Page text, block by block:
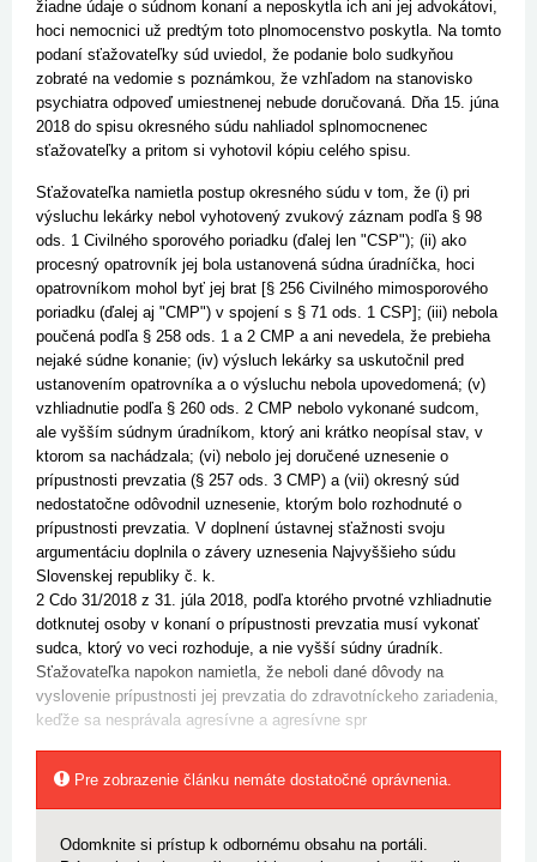
žiadne údaje o súdnom konaní a neposkytla ich ani jej advokátovi,
hoci nemocnici už predtým toto plnomocenstvo poskytla. Na tomto
podaní sťažovateľky súd uviedol, že podanie bolo sudkyňou
zobraté na vedomie s poznámkou, že vzhľadom na stanovisko
psychiatra odpoveď umiestnenej nebude doručovaná. Dňa 15. júna
2018 do spisu okresného súdu nahliadol splnomocnenec
sťažovateľky a pritom si vyhotovil kópiu celého spisu.
Sťažovateľka namietla postup okresného súdu v tom, že (i) pri
výsluchu lekárky nebol vyhotovený zvukový záznam podľa § 98
ods. 1 Civilného sporového poriadku (ďalej len "CSP"); (ii) ako
procesný opatrovník jej bola ustanovená súdna úradníčka, hoci
opatrovníkom mohol byť jej brat [§ 256 Civilného mimosporového
poriadku (ďalej aj "CMP") v spojení s § 71 ods. 1 CSP]; (iii) nebola
poučená podľa § 258 ods. 1 a 2 CMP a ani nevedela, že prebieha
nejaké súdne konanie; (iv) výsluch lekárky sa uskutočnil pred
ustanovením opatrovníka a o výsluchu nebola upovedomená; (v)
vzhliadnutie podľa § 260 ods. 2 CMP nebolo vykonané sudcom,
ale vyšším súdnym úradníkom, ktorý ani krátko neopísal stav, v
ktorom sa nachádzala; (vi) nebolo jej doručené uznesenie o
prípustnosti prevzatia (§ 257 ods. 3 CMP) a (vii) okresný súd
nedostatočne odôvodnil uznesenie, ktorým bolo rozhodnuté o
prípustnosti prevzatia. V doplnení ústavnej sťažnosti svoju
argumentáciu doplnila o závery uznesenia Najvyššieho súdu
Slovenskej republiky č. k.
2 Cdo 31/2018 z 31. júla 2018, podľa ktorého prvotné vzhliadnutie
dotknutej osoby v konaní o prípustnosti prevzatia musí vykonať
sudca, ktorý vo veci rozhoduje, a nie vyšší súdny úradník.
Sťažovateľka napokon namietla, že neboli dané dôvody na
vyslovenie prípustnosti jej prevzatia do zdra­votníckeho zariadenia,
keďže sa nesprávala agresívne a agresívne spr
Pre zobrazenie článku nemáte dostatočné oprávnenia.
Odomknite si prístup k odbornému obsahu na portáli.